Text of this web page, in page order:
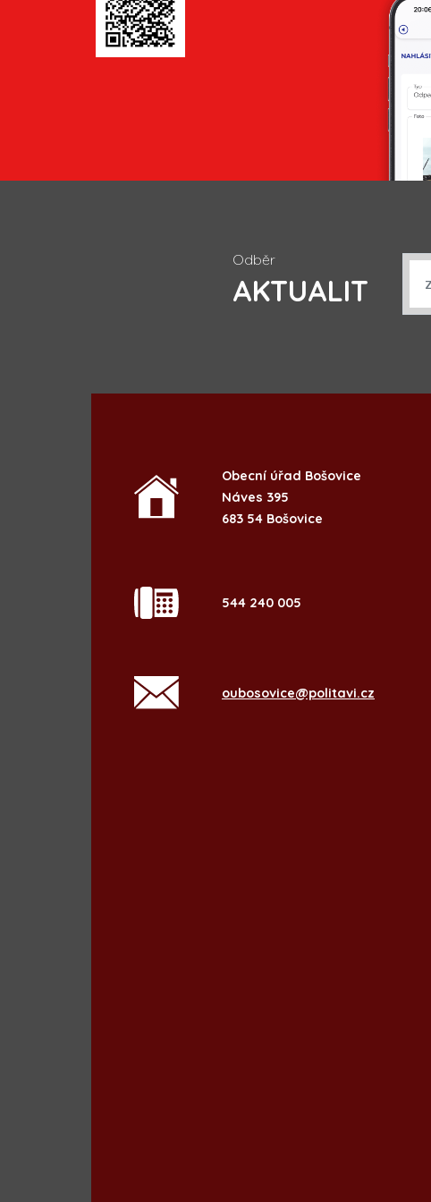
Odběr
AKTUALIT
Obecní úřad Bošovice
Náves 395
683 54 Bošovice
544 240 005
oubosovice@politavi.cz